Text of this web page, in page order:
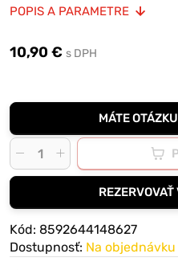
Možnosť prať v práčke
POPIS A PARAMETRE
10,90 € s DPH
MÁTE
Kód: 8592644148627
Dostupnosť: Na objednávku